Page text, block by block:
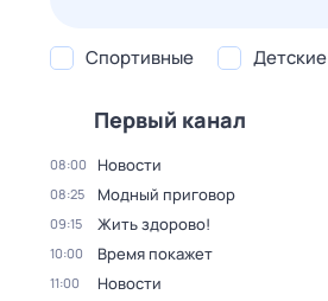
Спортивные Детские
Первый канал
08:00 Новости
08:25 Модный приговор
09:15 Жить здорово!
10:00 Время покажет
11:00 Новости